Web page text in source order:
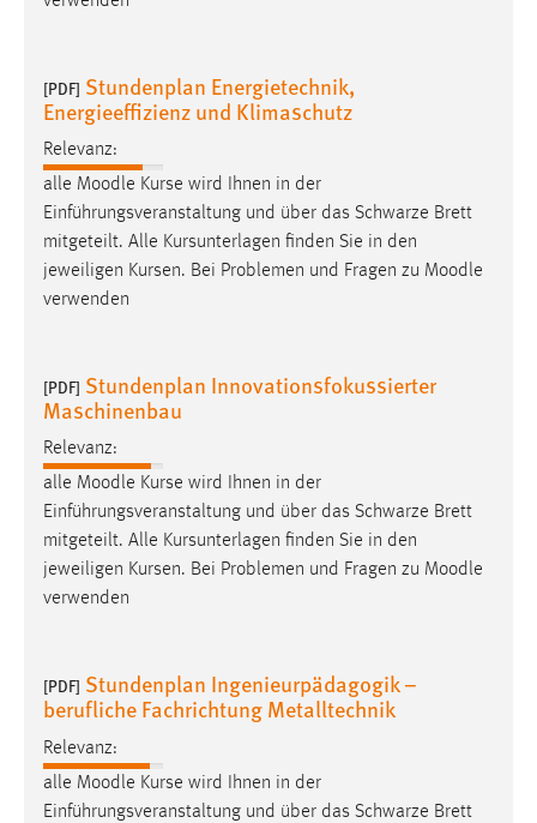
[PDF] Stundenplan Energietechnik,
Energieeffizienz und Klimaschutz
Relevanz:
alle Moodle Kurse wird Ihnen in der
Einführungsveranstaltung und über das Schwarze Brett
mitgeteilt. Alle Kursunterlagen finden Sie in den
jeweiligen Kursen. Bei Problemen und Fragen zu Moodle
verwenden
[PDF] Stundenplan Innovationsfokussierter
Maschinenbau
Relevanz:
alle Moodle Kurse wird Ihnen in der
Einführungsveranstaltung und über das Schwarze Brett
mitgeteilt. Alle Kursunterlagen finden Sie in den
jeweiligen Kursen. Bei Problemen und Fragen zu Moodle
verwenden
[PDF] Stundenplan Ingenieurpädagogik –
berufliche Fachrichtung Metalltechnik
Relevanz:
alle Moodle Kurse wird Ihnen in der
Einführungsveranstaltung und über das Schwarze Brett